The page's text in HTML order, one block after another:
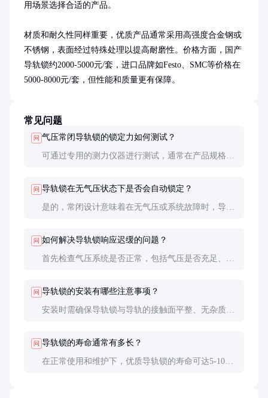
用场景选择合适的产品。
材质和耐久性同样重要，优质产品通常采用高强度合金钢或
不锈钢，表面经过特殊处理以提高耐磨性。价格方面，国产
导轨锁约2000-5000元/套，进口品牌如Festo、SMC等价格在
5000-8000元/套，但性能和质量更有保障。
常见问题
问 气压常闭导轨锁的锁定力如何测试？
可通过专用的测力仪器进行测试，通常在产品规格书
问 导轨锁在无气压状态下是否会自动锁定？
是的，常闭设计意味着在无气压或系统故障时，导轨
问 如何解决导轨锁响应迟缓的问题？
首先检查气压系统是否正常，包括气压是否充足、管
问 导轨锁的安装有哪些注意事项？
安装时需确保导轨锁与导轨的接触面平整、无杂质。
问 导轨锁的寿命通常有多长？
在正常使用和维护下，优质导轨锁的寿命可达5-10